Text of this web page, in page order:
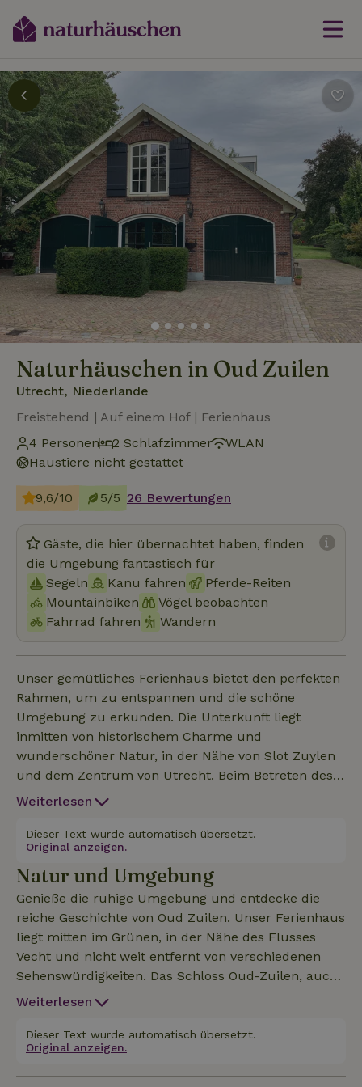
Naturhäuschen in Oud Zuilen
Utrecht, Niederlande
Freistehend | Auf einem Hof | Ferienhaus
4 Personen
2 Schlafzimmer
WLAN
Haustiere nicht gestattet
9,6/10 5/5 26 Bewertungen
Gäste, die hier übernachtet haben, finden
die Umgebung fantastisch für
Segeln
Kanu fahren
Pferde-Reiten
Mountainbiken
Vögel beobachten
Fahrrad fahren
Wandern
Unser gemütliches Ferienhaus bietet den perfekten
Rahmen, um zu entspannen und die schöne
Umgebung zu erkunden. Die Unterkunft liegt
inmitten von historischem Charme und
wunderschöner Natur, in der Nähe von Slot Zuylen
und dem Zentrum von Utrecht. Beim Betreten des
Hauses betrittst du das gemütliche Wohnzimmer
voll ausgestattete Küche mit Esstisch.
Kaffeemaschine (Nespresso) vorhanden.
Kaffeemaschine (Nespresso) vorhanden. Im
Obergeschoss befinden sich zwei Schlafzimmer, ein
Badezimmer und eine separate Toilette. Das
Ferienhaus bietet auch eine schöne Terrasse, um
den schönen Garten und die umliegende Natur zu
genießen. Das Ferienhaus befindet sich auf dem Hof
Weiterlesen
Dieser Text wurde automatisch übersetzt.
Original anzeigen.
Natur und Umgebung
Genieße die ruhige Umgebung und entdecke die
reiche Geschichte von Oud Zuilen. Unser Ferienhaus
liegt mitten im Grünen, in der Nähe des Flusses
Vecht und nicht weit entfernt von verschiedenen
Sehenswürdigkeiten. Das Schloss Oud-Zuilen, auch
bekannt als Slot Zuylen, ist nur wenige Gehminuten
Schloss ist bekannt für seine schönen Gärten und
seine reiche Geschichte und war einst die Heimat
der Schriftstellerin Belle van Zuylen. Oud Zuilen ist
Weiterlesen
Dieser Text wurde automatisch übersetzt.
Original anzeigen.